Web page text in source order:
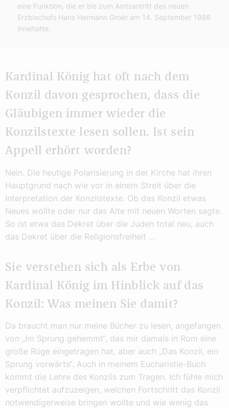
eine Funktion, die er bis zum Amtsantritt des neuen
Erzbischofs Hans Hermann Groër am 14. September 1986
innehatte.
Kardinal König hat oft nach dem
Konzil davon gesprochen, dass die
Gläubigen immer wieder die
Konzilstexte lesen sollen. Ist sein
Appell erhört worden?
Nein. Die heutige Polarisierung in der Kirche hat ihren
Hauptgrund nach wie vor in einem Streit über die
Interpretation der Konzilstexte. Ob das Konzil etwas
Neues wollte oder nur das Alte mit neuen Worten sagte.
So ist etwa das Dekret über die Juden total neu, auch
das Dekret über die Religionsfreiheit ...
Sie verstehen sich als Erbe von
Kardinal König im Hinblick auf das
Konzil: Was meinen Sie damit?
Da braucht man nur meine Bücher zu lesen, angefangen
von „Im Sprung gehemmt“, das mir damals in Rom eine
große Rüge eingetragen hat, aber auch „Das Konzil, ein
Sprung vorwärts“. Auch in meinem Eucharistie-Buch
kommt die Lehre des Konzils zum Tragen. Ich fühle mich
verpflichtet aufzuzeigen, welchen Fortschritt das Konzil
notwendigerweise bringen wollte und wie wenig das